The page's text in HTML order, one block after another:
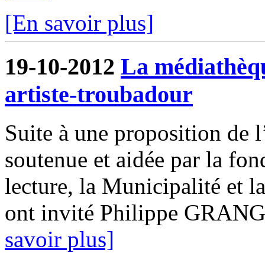
[En savoir plus]
19-10-2012 La
artiste-troubadour
Suite à une proposition de
soutenue et aidée par la
lecture, la Municipalité et
ont invité Philippe
savoir plus]